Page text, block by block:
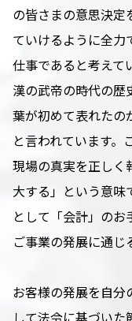
の皆さまの意思決定
ていけるように全力
仕事であると考えて
漢の武帝の時代の
葉が初めて表れたの
と言われています。
現場の真実を正しく
大する」という意味
として「会計」の
ご事業の発展に通じ
お客様の発展を自分